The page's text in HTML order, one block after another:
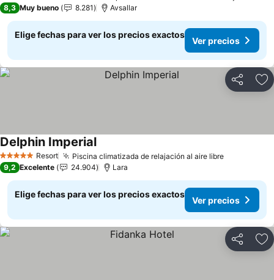
8,3 Muy bueno 8.281 Avsallar
Elige fechas para ver los precios exactos
Ver precios
Compartir
5 Estrellas Resort Piscina climatizada de relajación al aire libreVer
Delphin ImperialVer precios
9,2 Excelente 24.904 Lara
Elige fechas para ver los precios exactos
Ver precios
Compartir